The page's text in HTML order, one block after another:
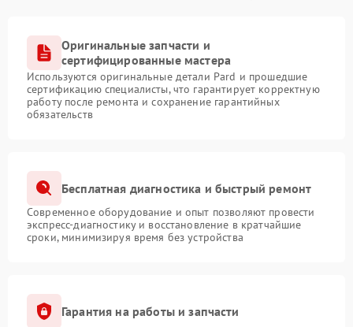
Оригинальные запчасти и
сертифицированные мастера
Используются оригинальные детали Pard и прошедшие
сертификацию специалисты, что гарантирует корректную
работу после ремонта и сохранение гарантийных
обязательств
Бесплатная диагностика и быстрый ремонт
Современное оборудование и опыт позволяют провести
экспресс-диагностику и восстановление в кратчайшие
сроки, минимизируя время без устройства
Гарантия на работы и запчасти